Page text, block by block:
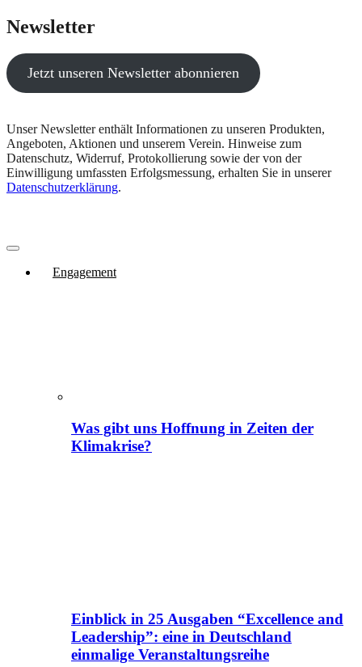
Newsletter
Jetzt unseren Newsletter abonnieren
Unser Newsletter enthält Informationen zu unseren Produkten,
Angeboten, Aktionen und unserem Verein. Hinweise zum
Datenschutz, Widerruf, Protokollierung sowie der von der
Einwilligung umfassten Erfolgsmessung, erhalten Sie in unserer
Datenschutzerklärung.
Engagement
Was gibt uns Hoffnung in Zeiten der
Klimakrise?
Einblick in 25 Ausgaben “Excellence and
Leadership”: eine in Deutschland
einmalige Veranstaltungsreihe